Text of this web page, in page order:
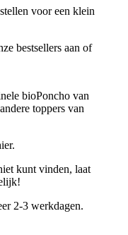
voor een klein
bestsellers aan of
bioPoncho van
toppers van
kunt vinden, laat
2-3 werkdagen.